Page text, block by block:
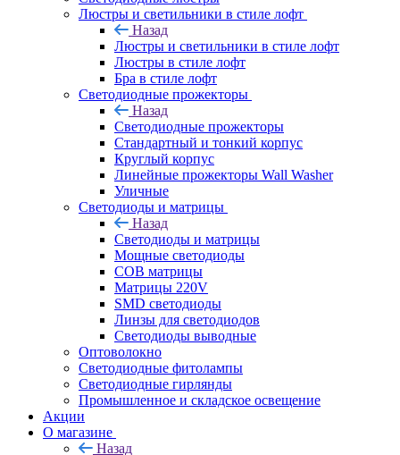
Люстры и светильники в стиле лофт
Назад
Люстры и светильники в стиле лофт
Люстры в стиле лофт
Бра в стиле лофт
Светодиодные прожекторы
Назад
Светодиодные прожекторы
Стандартный и тонкий корпус
Круглый корпус
Линейные прожекторы Wall Washer
Уличные
Светодиоды и матрицы
Назад
Светодиоды и матрицы
Мощные светодиоды
COB матрицы
Матрицы 220V
SMD светодиоды
Линзы для светодиодов
Светодиоды выводные
Оптоволокно
Светодиодные фитолампы
Светодиодные гирлянды
Промышленное и складское освещение
Акции
О магазине
Назад